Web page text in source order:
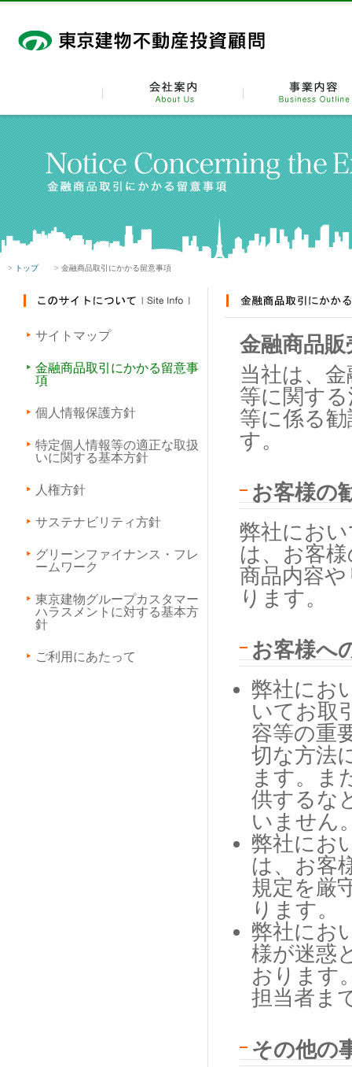
> トップ> 金融商品取引にかかる留意事項
サイトマップ
金融商品取引にかかる留意事
項
個人情報保護方針
特定個⼈情報等の適正な取扱
いに関する基本⽅針
人権方針
サステナビリティ方針
グリーンファイナンス・フレ
ームワーク
東京建物グループカスタマー
ハラスメントに対する基本方
針
ご利用にあたって
金融商品
当社は、
等に関す
等に係る
す。
お客様の
弊社にお
は、お客
商品内容
ります。
お客様へ
弊社にお
いてお取
容等の重
切な方法
ます。ま
供するな
いません
弊社にお
は、お客
規定を厳
ります。
弊社にお
様が迷惑
おります
担当者ま
その他の